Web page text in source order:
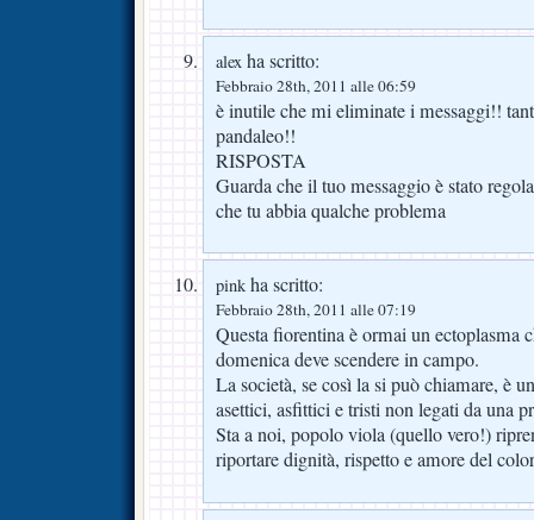
alex ha scritto:
Febbraio 28th, 2011 alle 06:59
è inutile che mi eliminate i messaggi!!
pandaleo!!
RISPOSTA
Guarda che il tuo messaggio è stato
che tu abbia qualche problema
pink ha scritto:
Febbraio 28th, 2011 alle 07:19
Questa fiorentina è ormai un ectoplasma
domenica deve scendere in campo.
La società, se così la si può chiamare, è
asettici, asfittici e tristi non legati da una
Sta a noi, popolo viola (quello vero!)
riportare dignità, rispetto e amore del